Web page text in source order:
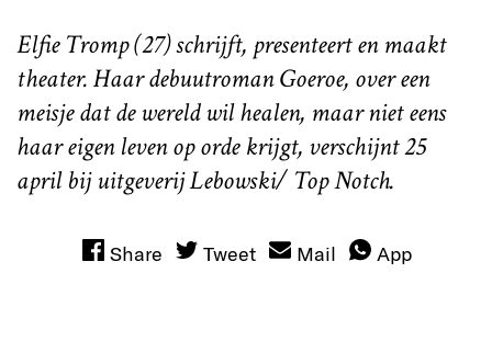
Elfie Tromp (27) schrijft, presenteert en maakt
theater. Haar debuutroman Goeroe, over een
meisje dat de wereld wil healen, maar niet eens
haar eigen leven op orde krijgt, verschijnt 25
april bij uitgeverij Lebowski/ Top Notch.
Share Tweet Mail App